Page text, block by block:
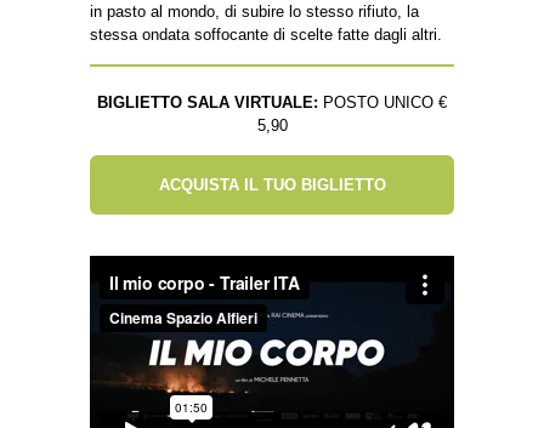
in pasto al mondo, di subire lo stesso rifiuto, la
stessa ondata soffocante di scelte fatte dagli altri.
BIGLIETTO SALA VIRTUALE: POSTO UNICO €
5,90
ACQUISTA IL TUO BIGLIETTO